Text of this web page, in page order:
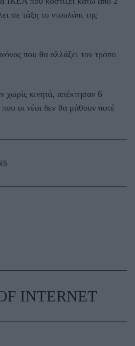
σε τάξη το ντουλάπι της
που θα αλλάξει τον τρόπο
χωρίς κινητά, απέκτησαν 6
που οι νέοι δεν θα μάθουν ποτέ
INTERNET